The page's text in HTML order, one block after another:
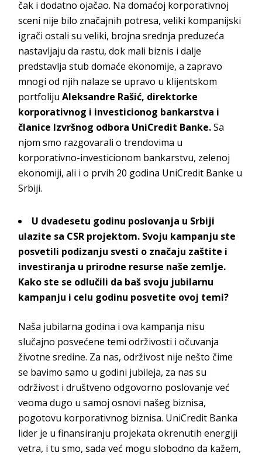
čak i dodatno ojačao. Na domaćoj korporativnoj
sceni nije bilo značajnih potresa, veliki kompanijski
igrači ostali su veliki, brojna srednja preduzeća
nastavljaju da rastu, dok mali biznis i dalje
predstavlja stub domaće ekonomije, a zapravo
mnogi od njih nalaze se upravo u klijentskom
portfolijuAleksandre Rašić, direktorke
korporativnog i investicionog bankarstva i
članice Izvršnog odbora UniCredit Banke.Sa
njom smo razgovarali o trendovima u
korporativno-investicionom bankarstvu, zelenoj
ekonomiji, ali i o prvih 20 godina UniCredit Banke u
Srbiji.
U dvadesetu godinu poslovanja u Srbiji
ulazite sa CSR projektom. Svoju kampanju ste
posvetili podizanju svesti o značaju zaštite i
investiranja u prirodne resurse naše zemlje.
Kako ste se odlučili da baš svoju jubilarnu
kampanju i celu godinu posvetite ovoj temi?
Naša jubilarna godina i ova kampanja nisu
slučajno posvećene temi održivosti i očuvanja
životne sredine. Za nas, održivost nije nešto čime
se bavimo samo u godini jubileja, za nas su
održivost i društveno odgovorno poslovanje već
veoma dugo u samoj osnovi našeg biznisa,
pogotovu korporativnog biznisa. UniCredit Banka
lider je u finansiranju projekata okrenutih energiji
vetra, i tu smo, sada već mogu slobodno da kažem,